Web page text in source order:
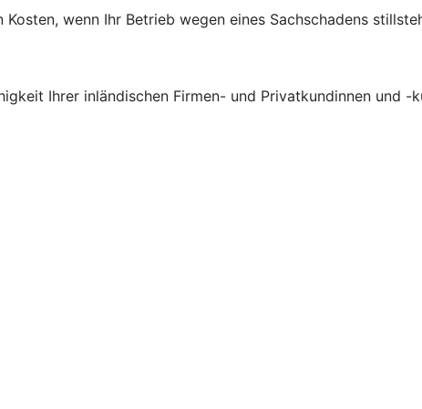
wenn Ihr Betrieb wegen eines Sachschadens
Ihrer inländischen Firmen- und Privatkundinnen und -